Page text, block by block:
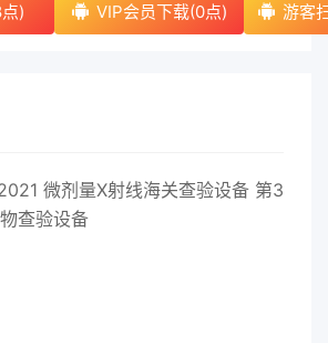
) VIP会员下载(0点) 游客
微剂量X射线海关查验设备 第3
查验设备